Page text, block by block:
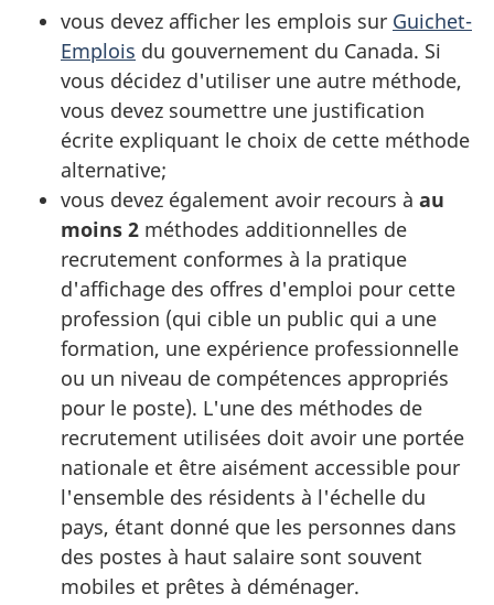
vous devez afficher les emplois sur Guichet-
Emplois du gouvernement du Canada. Si
vous décidez d'utiliser une autre méthode,
vous devez soumettre une justification
écrite expliquant le choix de cette méthode
alternative;
vous devez également avoir recours à au
moins 2 méthodes additionnelles de
recrutement conformes à la pratique
d'affichage des offres d'emploi pour cette
profession (qui cible un public qui a une
formation, une expérience professionnelle
ou un niveau de compétences appropriés
pour le poste). L'une des méthodes de
recrutement utilisées doit avoir une portée
nationale et être aisément accessible pour
l'ensemble des résidents à l'échelle du
pays, étant donné que les personnes dans
des postes à haut salaire sont souvent
mobiles et prêtes à déménager.